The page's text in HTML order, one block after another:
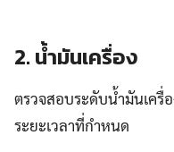
2. น้ำมันเครื่อง
ตรวจสอบระดับน้ำมันเครื่
ระยะเวลาที่กำหนด